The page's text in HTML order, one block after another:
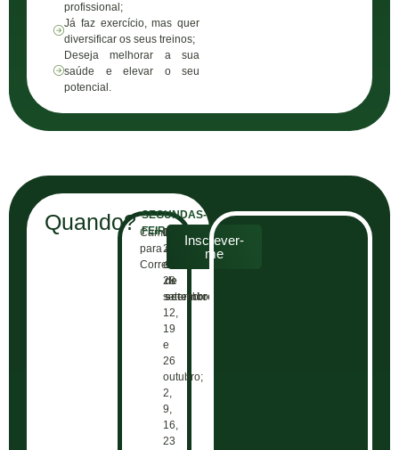
profissional;
Já faz exercício, mas quer
diversificar os seus treinos;
Deseja melhorar a sua
saúde e elevar o seu
potencial.
Quando? Caminhar
para
Correr
SEGUNDAS-
FEIRASDatas:
21
e
28
setembro;
12,
19
e
26
outubro;
2,
9,
16,
23
Inscrições
até
15
de
setembro
Inscrever-
me